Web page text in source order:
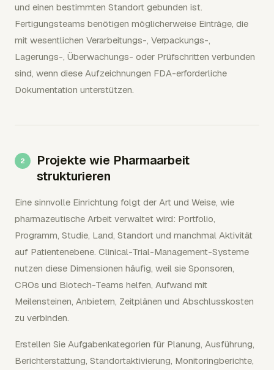
und einen bestimmten Standort gebunden ist.
Fertigungsteams benötigen möglicherweise Einträge, die
mit wesentlichen Verarbeitungs-, Verpackungs-,
Lagerungs-, Überwachungs- oder Prüfschritten verbunden
sind, wenn diese Aufzeichnungen FDA-erforderliche
Dokumentation unterstützen.
Projekte wie Pharmaarbeit
strukturieren
Eine sinnvolle Einrichtung folgt der Art und Weise, wie
pharmazeutische Arbeit verwaltet wird: Portfolio,
Programm, Studie, Land, Standort und manchmal Aktivität
auf Patientenebene. Clinical-Trial-Management-Systeme
nutzen diese Dimensionen häufig, weil sie Sponsoren,
CROs und Biotech-Teams helfen, Aufwand mit
Meilensteinen, Anbietern, Zeitplänen und Abschlusskosten
zu verbinden.
Erstellen Sie Aufgabenkategorien für Planung, Ausführung,
Berichterstattung, Standortaktivierung, Monitoringberichte,